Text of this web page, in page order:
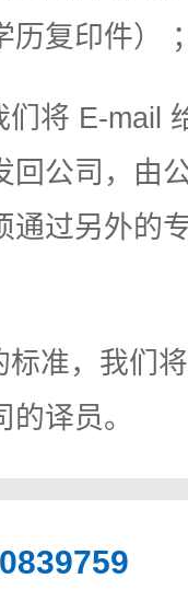
历复印件）
将 E-mail
回公司，由
通过另外的
准，我们
译员。